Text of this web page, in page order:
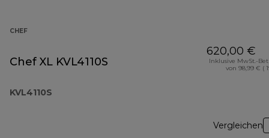
CHEF
Chef XL KVL4110S
KVL4110S
620,00 €
Inklusive MwSt.-
von 98,99 € (
Vergleichen